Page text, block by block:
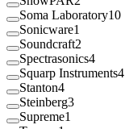
Soma Laboratory10
Sonicware1
Soundcraft2
Spectrasonics4
Squarp Instruments4
Stanton4
Steinberg3
Supreme1